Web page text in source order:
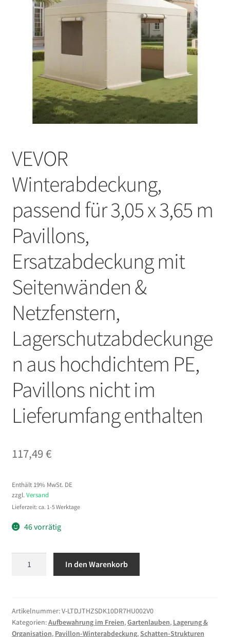
VEVOR
Winterabdeckung,
passend für 3,05 x 3,65 m
Pavillons,
Ersatzabdeckung mit
Seitenwänden &
Netzfenstern,
Lagerschutzabdeckunge
n aus hochdichtem PE,
Pavillons nicht im
Lieferumfang enthalten
117,49€
Enthält 19% MwSt. DE
zzgl. Versand
Lieferzeit: ca. 1-5 Werktage
46 vorrätig
3,05
x
In den Warenkorb
Artikelnummer:V-LTDJTHZSDK10DR7HU002V0
Kategorien:Aufbewahrung im Freien,Gartenlauben, Lagerung &
Organisation, Pavillon-Winterabdeckung,Schatten-Strukturen